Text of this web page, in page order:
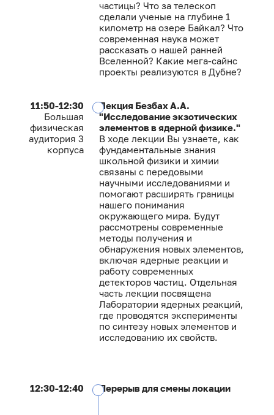
частицы? Что за телескоп
сделали ученые на глубине 1
километр на озере Байкал? Что
современная наука может
рассказать о нашей ранней
Вселенной? Какие мега-сайнс
проекты реализуются в Дубне?
11:50-12:30
Большая
физическая
аудитория 3
корпуса
Лекция Безбах А.А.
"Исследование экзотических
элементов в ядерной физике."
В ходе лекции Вы узнаете, как
фундаментальные знания
школьной физики и химии
связаны с передовыми
научными исследованиями и
помогают расширять границы
нашего понимания
окружающего мира. Будут
рассмотрены современные
методы получения и
обнаружения новых элементов,
включая ядерные реакции и
работу современных
детекторов частиц. Отдельная
часть лекции посвящена
Лаборатории ядерных реакций,
где проводятся эксперименты
по синтезу новых элементов и
исследованию их свойств.
12:30-12:40 Перерыв для смены локации